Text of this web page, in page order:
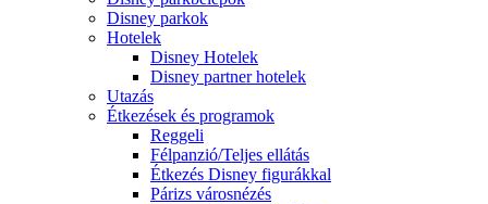
Disney parkok
Hotelek
Disney Hotelek
Disney partner hotelek
Utazás
Étkezések és programok
Reggeli
Félpanzió/Teljes ellátás
Étkezés Disney figurákkal
Párizs városnézés